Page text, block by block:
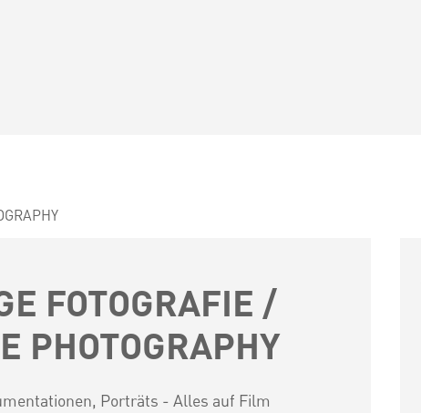
FOTOGRAFIE /
PHOTOGRAPHY
Porträts - Alles auf Film